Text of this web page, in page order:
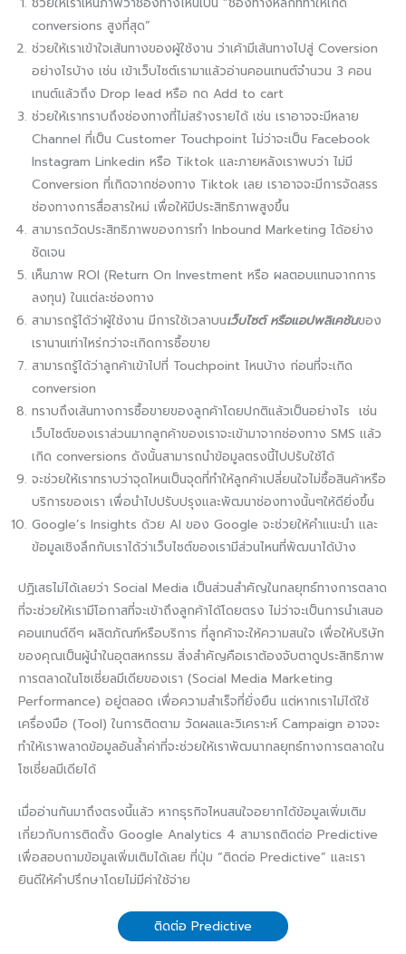
conversions สูงที่สุด”
ช่วยให้เราเข้าใจเส้นทางของผู้ใช้งาน ว่าเค้ามีเส้นทางไปสู่ Coversion
อย่างไรบ้าง เช่น เข้าเว็บไซต์เรามาแล้วอ่านคอนเทนต์จำนวน 3 คอน
เทนต์แล้วถึง Drop lead หรือ กด Add to cart
ช่วยให้เราทราบถึงช่องทางที่ไม่สร้างรายได้ เช่น เราอาจจะมีหลาย
Channel ที่เป็น Customer Touchpoint ไม่ว่าจะเป็น Facebook
Instagram Linkedin หรือ Tiktok และภายหลังเราพบว่า ไม่มี
Conversion ที่เกิดจากช่องทาง Tiktok เลย เราอาจจะมีการจัดสรร
ช่องทางการสื่อสารใหม่ เพื่อให้มีประสิทธิภาพสูงขึ้น
สามารถวัดประสิทธิภาพของการทำ Inbound Marketing ได้อย่าง
ชัดเจน
เห็นภาพ ROI (Return On Investment หรือ ผลตอบแทนจากการ
ลงทุน) ในแต่ละช่องทาง
สามารถรู้ได้ว่าผู้ใช้งาน มีการใช้เวลาบนเว็บไซต์ หรือแอปพลิเคชันของ
เรานานเท่าไหร่กว่าจะเกิดการซื้อขาย
สามารถรู้ได้ว่าลูกค้าเข้าไปที่ Touchpoint ไหนบ้าง ก่อนที่จะเกิด
conversion
ทราบถึงเส้นทางการซื้อขายของลูกค้าโดยปกติแล้วเป็นอย่างไร เช่น
เว็บไซต์ของเราส่วนมากลูกค้าของเราจะเข้ามาจากช่องทาง SMS เเล้ว
เกิด conversions ดังนั้นสามารถนำข้อมูลตรงนี้ไปปรับใช้ได้
จะช่วยให้เราทราบว่าจุดไหนเป็นจุดที่ทำให้ลูกค้าเปลี่ยนใจไม่ซื้อสินค้าหรือ
บริการของเรา เพื่อนำไปปรับปรุงและพัฒนาช่องทางนั้นๆให้ดียิ่งขึ้น
Google’s Insights ด้วย AI ของ Google จะช่วยให้คำแนะนำ เเละ
ข้อมูลเชิงลึกกับเราได้ว่าเว็บไซต์ของเรามีส่วนไหนที่พัฒนาได้บ้าง
ปฏิเสธไม่ได้เลยว่า Social Media เป็นส่วนสำคัญในกลยุทธ์ทางการตลาด
ที่จะช่วยให้เรามีโอกาสที่จะเข้าถึงลูกค้าได้โดยตรง ไม่ว่าจะเป็นการนำเสนอ
คอนเทนต์ดีๆ ผลิตภัณฑ์หรือบริการ ที่ลูกค้าจะให้ความสนใจ เพื่อให้บริษัท
ของคุณเป็นผู้นำในอุตสหกรรม สิ่งสำคัญคือเราต้องจับตาดูประสิทธิภาพ
การตลาดในโซเชี่ยลมีเดียของเรา (Social Media Marketing
Performance) อยู่ตลอด เพื่อความสำเร็จที่ยั่งยืน แต่หากเราไม่ได้ใช้
เครื่องมือ (Tool) ในการติดตาม วัดผลและวิเคราะห์ Campaign อาจจะ
ทำให้เราพลาดข้อมูลอันล้ำค่าที่จะช่วยให้เราพัฒนากลยุทธ์ทางการตลาดใน
โซเชี่ยลมีเดียได้
เมื่ออ่านกันมาถึงตรงนี้แล้ว หากธุรกิจไหนสนใจอยากได้ข้อมูลเพิ่มเติม
เกี่ยวกับการติดตั้ง Google Analytics 4 สามารถติดต่อ Predictive
เพื่อสอบถามข้อมูลเพิ่มเติมได้เลย ที่ปุ่ม “ติดต่อ Predictive” และเรา
ยินดีให้คำปรึกษาโดยไม่มีค่าใช้จ่าย
ติดต่อ Predictive